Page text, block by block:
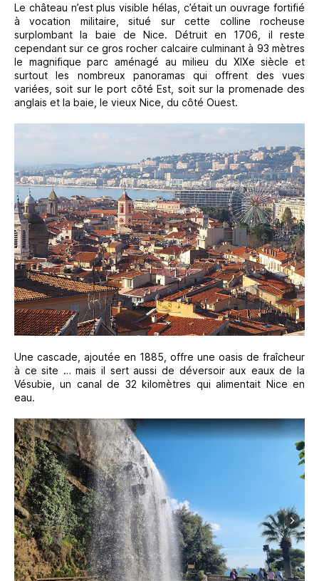
Le château n’est plus visible hélas, c’était un ouvrage fortifié
à vocation militaire, situé sur cette colline rocheuse
surplombant la baie de Nice. Détruit en 1706, il reste
cependant sur ce gros rocher calcaire culminant à 93 mètres
le magnifique parc aménagé au milieu du XIXe siècle et
surtout les nombreux panoramas qui offrent des vues
variées, soit sur le port côté Est, soit sur la promenade des
anglais et la baie, le vieux Nice, du côté Ouest.
Une cascade, ajoutée en 1885, offre une oasis de fraîcheur
à ce site … mais il sert aussi de déversoir aux eaux de la
Vésubie, un canal de 32 kilomètres qui alimentait Nice en
eau.